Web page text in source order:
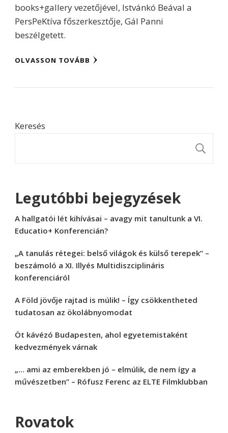
books+gallery vezetőjével, Istvánkó Beával a
PersPeKtíva főszerkesztője, Gál Panni
beszélgetett.
OLVASSON TOVÁBB
Keresés
Legutóbbi bejegyzések
A hallgatói lét kihívásai – avagy mit tanultunk a VI.
Educatio+ Konferencián?
„A tanulás rétegei: belső világok és külső terepek” –
beszámoló a XI. Illyés Multidiszciplináris
konferenciáról
A Föld jövője rajtad is múlik! – Így csökkentheted
tudatosan az ökolábnyomodat
Öt kávézó Budapesten, ahol egyetemistaként
kedvezmények várnak
„… ami az emberekben jó – elmúlik, de nem így a
művészetben” – Rófusz Ferenc az ELTE Filmklubban
Rovatok